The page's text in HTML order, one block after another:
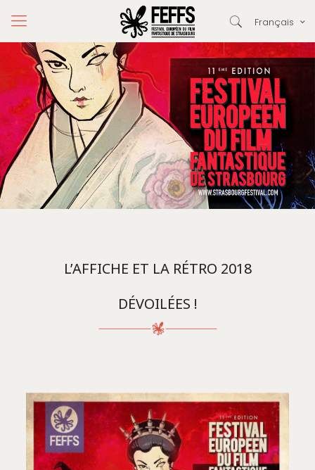
Français
L’AFFICHE ET LA RÉTRO 2018
DÉVOILÉES !